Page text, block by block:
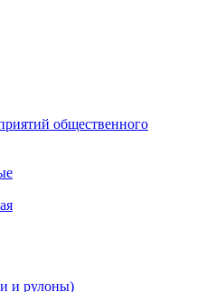
общественного
и рулоны)